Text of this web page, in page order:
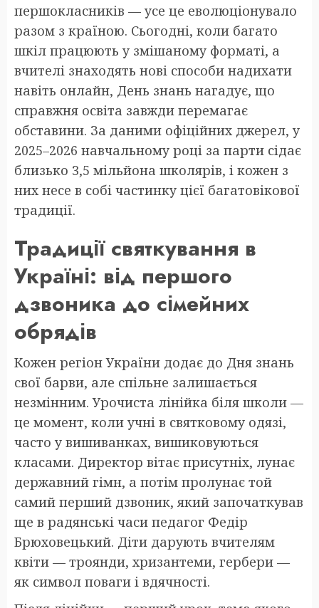
першокласників — усе це еволюціонувало
разом з країною. Сьогодні, коли багато
шкіл працюють у змішаному форматі, а
вчителі знаходять нові способи надихати
навіть онлайн, День знань нагадує, що
справжня освіта завжди перемагає
обставини. За даними офіційних джерел, у
2025–2026 навчальному році за парти сідає
близько 3,5 мільйона школярів, і кожен з
них несе в собі частинку цієї багатовікової
традиції.
Традиції святкування в
Україні: від першого
дзвоника до сімейних
обрядів
Кожен регіон України додає до Дня знань
свої барви, але спільне залишається
незмінним. Урочиста лінійка біля школи —
це момент, коли учні в святковому одязі,
часто у вишиванках, вишиковуються
класами. Директор вітає присутніх, лунає
державний гімн, а потім пролунає той
самий перший дзвоник, який започаткував
ще в радянські часи педагог Федір
Брюховецький. Діти дарують вчителям
квіти — троянди, хризантеми, гербери —
як символ поваги і вдячності.